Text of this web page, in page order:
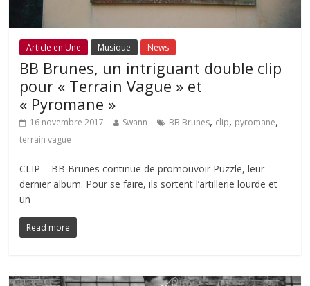
Article en Une Musique News
BB Brunes, un intriguant double clip
pour « Terrain Vague » et
« Pyromane »
16 novembre 2017 Swann BB Brunes, clip, pyromane,
terrain vague
CLIP – BB Brunes continue de promouvoir Puzzle, leur
dernier album. Pour se faire, ils sortent l’artillerie lourde et
un
Read more